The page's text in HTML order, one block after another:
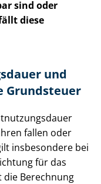
sind oder
diese
und
Grundsteuer
fallen oder
insbesondere bei
für das
die Berechnung